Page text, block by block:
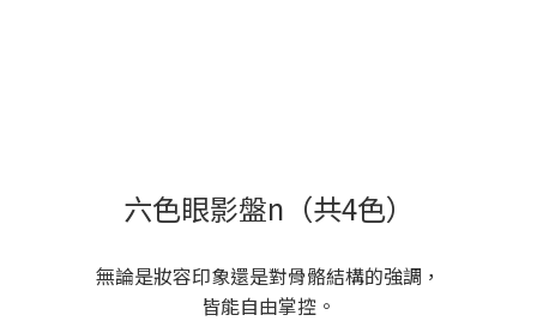
六色眼影盤n（共4色）
無論是妝容印象還是對骨骼結構的強調，
皆能自由掌控。